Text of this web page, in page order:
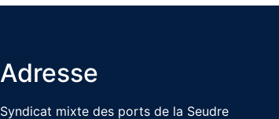
Adresse
Syndicat mixte des ports de la Seudre